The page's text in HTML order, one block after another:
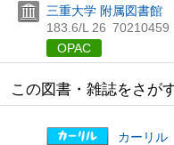
三重大学 附属図書館
183.6/L 26 70210459
OPAC
この図書・雑誌をさが
カーリル